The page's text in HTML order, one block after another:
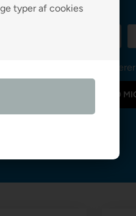
typer af cookies
Jeg accepterer